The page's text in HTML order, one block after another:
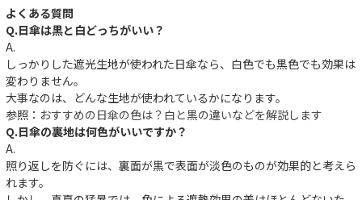
よくある質問
Q.日傘は黒と白どっちがいい？
A.
しっかりした遮光生地が使われた日傘なら、白色でも黒色でも効果は
変わりません。
大事なのは、どんな生地が使われているかになります。
参照： おすすめの日傘の色は？白と黒の違いなどを解説します
Q.日傘の裏地は何色がいいですか？
A.
照り返しを防ぐには、裏面が黒で表面が淡色のものが効果的と考えら
れます。